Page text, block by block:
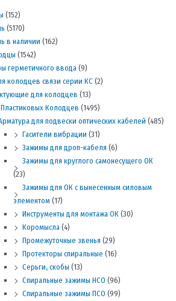
(152)
(5170)
в наличии (162)
(1542)
герметичного ввода(9)
колодцев связи серии КС (2)
для колодцев (13)
Колодцев (1495)
для подвески оптических кабелей (485)
Гасители вибрации (31)
Зажимы для дроп-кабеля (6)
Зажимы для круглого самонесущего ОК
(23)
Зажимы для ОК с вынесенным силовым
элементом(17)
Инструменты для монтажа ОК(30)
Коромысла(4)
Промежуточные звенья (29)
Протекторы спиральные (16)
Серьги, скобы (13)
Спиральные зажимы НСО (96)
Спиральные зажимы ПСО (99)